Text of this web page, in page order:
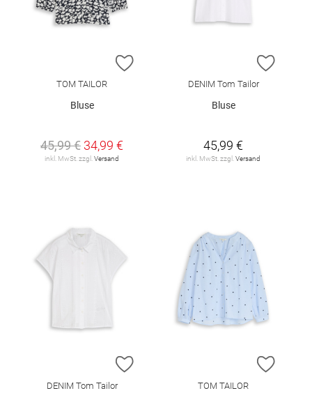
ZUR WUNSCHLISTE HINZUFÜGEN
TOM TAILOR
Bluse
45,99 € 34,99 €
inkl. MwSt. zzgl. Versand
ZUR
DENIM Tom Tailor
Bluse
45,99 €
inkl. MwSt. zzgl. Versand
ZUR WUNSCHLISTE HINZUFÜGEN
DENIM Tom Tailor
ZUR
TOM TAILOR